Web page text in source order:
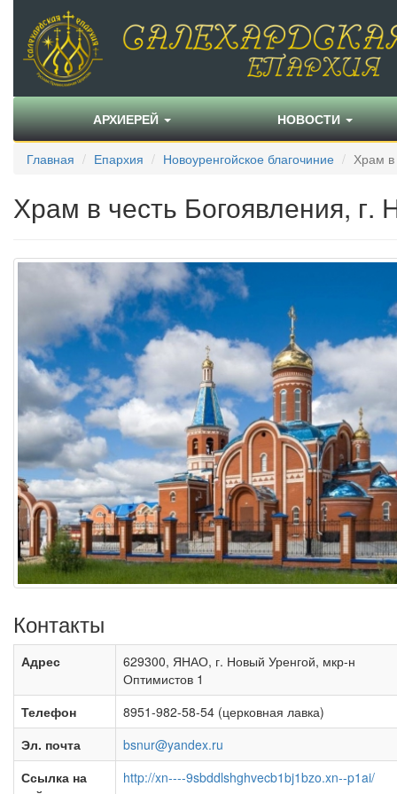
АРХИЕРЕЙ НОВОСТИ
Главная Епархия Новоуренгойское благочиние Храм в
Храм в честь Богоявления, г.
Контакты
Адрес
629300, ЯНАО, г. Новый Уренгой, мкр-н
Оптимистов 1
Телефон
8951-982-58-54 (церковная лавка)
Эл. почта
bsnur@yandex.ru
Ссылка на
http://xn----9sbddlshghvecb1bj1bzo.xn--p1ai/